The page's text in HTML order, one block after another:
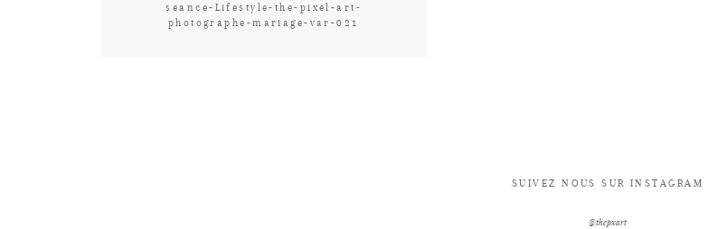
seance-Lifestyle-the-pixel-art-
photographe-mariage-var-021
SUIVEZ NOUS SUR INSTAGRAM
@thepxart